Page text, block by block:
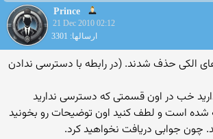
Prince
21 Dec 2010 02:12
ارسالها: 3301
الكی حذف شدند. (در رابطه با دسترسی ندادن
خب در اون قسمتی كه دسترسی ندارید
شده است و لطف كنید اون توضیحات رو بخونید
چون جوابی دریافت نخواهید كرد.